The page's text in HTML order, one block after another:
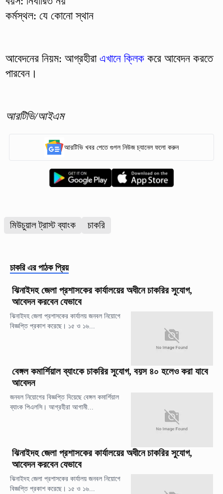
কর্মস্থল: যে কোনো স্থান
আবেদনের নিয়ম: আগ্রহীরা এখানে ক্লিককরে আবেদন করতে
পারবেন।
আরটিভি/আইএম
আরটিভি খবর পেতে গুগল নিউজ চ্যানেল ফলো করুন
মিউচুয়াল ট্রাস্ট ব্যাংক চাকরি
চাকরি এর পাঠক প্রিয়
ঝিনাইদহ জেলা প্রশাসকের কার্যালয়ের অধীনে চাকরির সুযোগ,
আবেদন করবেন যেভাবে
ঝিনাইদহ জেলা প্রশাসকের কার্যালয় জনবল নিয়োগে
বিজ্ঞপ্তি প্রকাশ করেছে। ১৫ ও ১৬...
বেঙ্গল কমার্শিয়াল ব্যাংকে চাকরির সুযোগ, বয়স ৪০ হলেও করা যাবে
আবেদন
জনবল নিয়োগের বিজ্ঞপ্তি দিয়েছে বেঙ্গল কমার্শিয়াল
ব্যাংক পিএলসি। আগ্রহীরা আগামী...
ঝিনাইদহ জেলা প্রশাসকের কার্যালয়ের অধীনে চাকরির সুযোগ,
আবেদন করবেন যেভাবে
ঝিনাইদহ জেলা প্রশাসকের কার্যালয় জনবল নিয়োগে
বিজ্ঞপ্তি প্রকাশ করেছে। ১৫ ও ১৬...